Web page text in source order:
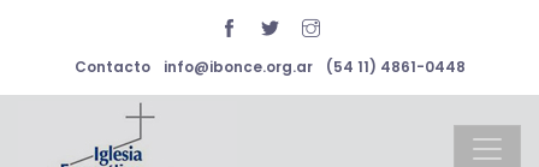
Contacto info@ibonce.org.ar (54 11) 4861-0448